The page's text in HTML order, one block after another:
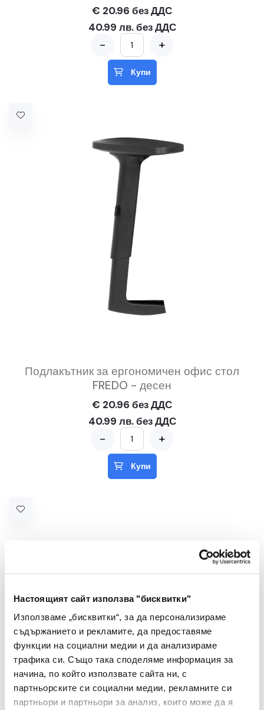
Настоящият сайт използва "бисквитки"
Използваме „бисквитки“, за да персонализираме
съдържанието и рекламите, да предоставяме
функции на социални медии и да анализираме
трафика си. Също така споделяме информация за
начина, по който използвате сайта ни, с
партньорските си социални медии, рекламните си
партньори и партньори за анализ, които може да я
€ 20.96 без ДДС
40.99 лв. без ДДС
- +
Купи
Подлакътник за ергономичен офис стол
FREDO - десен
€ 20.96 без ДДС
40.99 лв. без ДДС
- +
Купи